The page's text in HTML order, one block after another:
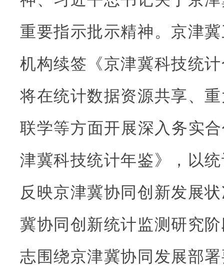
重要指示批示精神。京津
机构续签《京津冀科技统
将在统计数据资源共享、
联学等方面开展深入务实
津冀科技统计年鉴》，以
反映京津冀协同创新发展
冀协同创新统计监测研究
志围绕京津冀协同发展部